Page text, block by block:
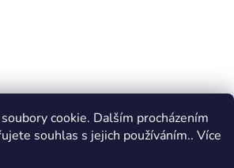
cookie. Dalším procházením
souhlas s jejich používáním.. Více
DARA design